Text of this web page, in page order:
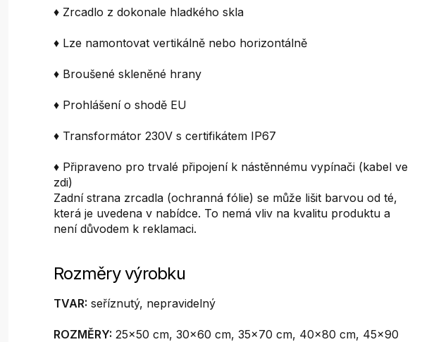
♦ Zrcadlo z dokonale hladkého skla
♦ Lze namontovat vertikálně nebo horizontálně
♦ Broušené skleněné hrany
♦ Prohlášení o shodě EU
♦ Transformátor 230V s certifikátem IP67
♦ Připraveno pro trvalé připojení k nástěnnému vypínači (kabel ve
zdi)
Zadní strana zrcadla (ochranná fólie) se může lišit barvou od té,
která je uvedena v nabídce. To nemá vliv na kvalitu produktu a
není důvodem k reklamaci.
Rozměry výrobku
TVAR: seříznutý, nepravidelný
ROZMĚRY: 25x50 cm, 30x60 cm, 35x70 cm, 40x80 cm, 45x90